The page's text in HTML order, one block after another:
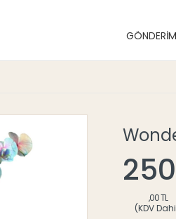
,00 TL
(KDV